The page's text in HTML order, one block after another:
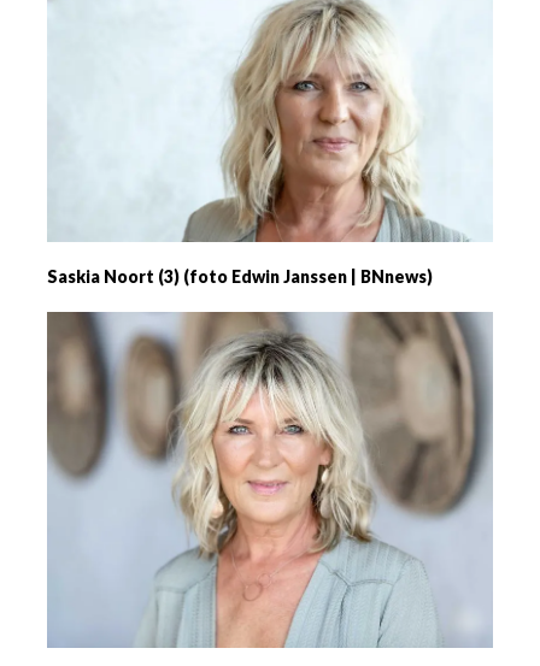
Saskia Noort (3) (foto Edwin Janssen | BNnews)